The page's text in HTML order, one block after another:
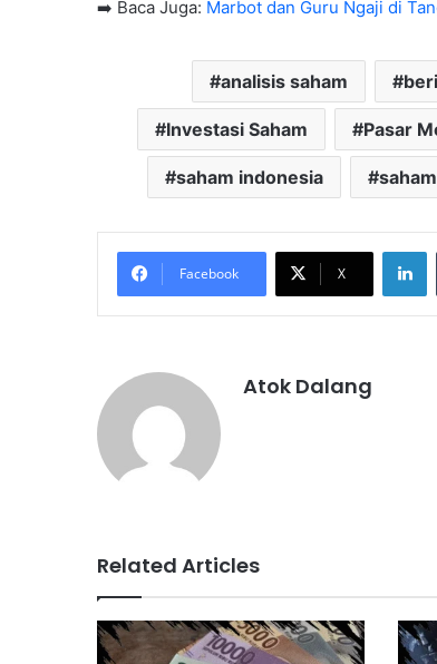
➡️ Baca Juga: Marbot dan Guru Ngaji di
analisis saham
Investasi Saham Pasar
saham indonesia
Facebook X
Atok Dalang
Related Articles